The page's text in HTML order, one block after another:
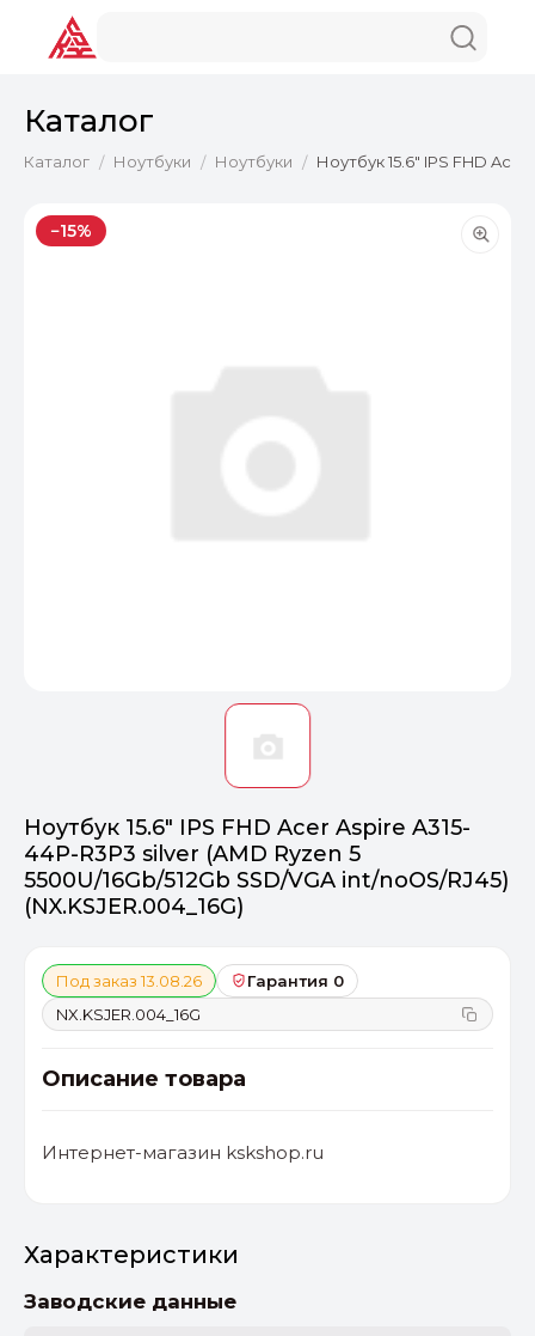
Каталог
Каталог / Ноутбуки / Ноутбуки / Ноутбук 15.6" IPS FHD Acer
−15%
Ноутбук 15.6" IPS FHD Acer Aspire A315-
44P-R3P3 silver (AMD Ryzen 5
5500U/16Gb/512Gb SSD/VGA int/noOS/RJ45)
(NX.KSJER.004_16G)
Под заказ 13.08.26
Гарантия 0
NX.KSJER.004_16G
Описание товара
Интернет-магазин kskshop.ru
Характеристики
Заводские данные